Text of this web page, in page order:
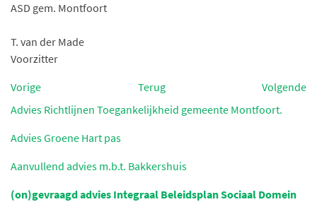
ASD gem. Montfoort
T. van der Made
Voorzitter
Vorige
Terug
Volgende
Advies Richtlijnen Toegankelijkheid gemeente Montfoort.
Advies Groene Hart pas
Aanvullend advies m.b.t. Bakkershuis
(on)gevraagd advies Integraal Beleidsplan Sociaal Domein